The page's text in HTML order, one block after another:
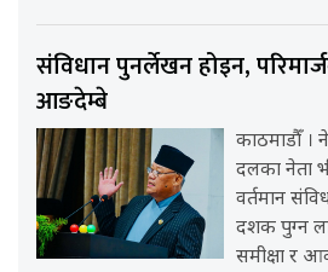
संविधान पुनर्लेखन होइन,
आङदेम्बे
काठमाडौँ ।
दलका नेता
वर्तमान
दशक पुग्न
समीक्षा र